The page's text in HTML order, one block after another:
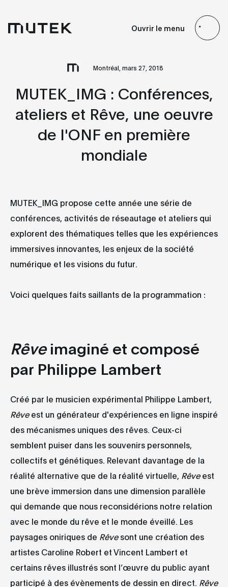
Search
Ouvrir le menu
Montréal, mars 27, 2018
MUTEK_IMG : Conférences,
ateliers et Rêve, une oeuvre
de l'ONF en première
mondiale
MUTEK_IMG propose cette année une série de
conférences, activités de réseautage et ateliers qui
explorent des thématiques telles que les expériences
immersives innovantes, les enjeux de la société
numérique et les visions du futur.
Voici quelques faits saillants de la programmation :
Rêveimaginé et composé
par Philippe Lambert
Créé par le musicien expérimental Philippe Lambert,
Rêveest un générateur d'expériences en ligne inspiré
des mécanismes uniques des rêves. Ceux-ci
semblent puiser dans les souvenirs personnels,
collectifs et génétiques. Relevant davantage de la
réalité alternative que de la réalité virtuelle, Rêveest
une brève immersion dans une dimension parallèle
qui demande que nous reconsidérions notre relation
avec le monde du rêve et le monde éveillé. Les
paysages oniriques de Rêvesont une création des
artistes Caroline Robert et Vincent Lambert et
certains rêves illustrés sont l’œuvre du public ayant
participé à des évènements de dessin en direct. Rêve